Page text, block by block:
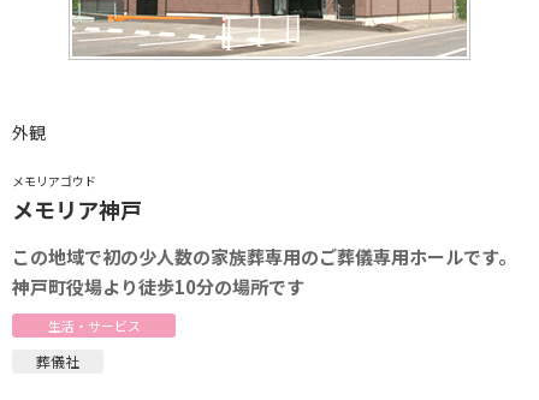
メモリアゴウド
メモリア神戸
この地域で初の少人数の家族葬専用のご葬儀専用ホールです。
神戸町役場より徒歩10分の場所です
生活・サービス
葬儀社
外観